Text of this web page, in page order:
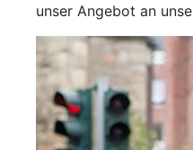
unser Angebot an